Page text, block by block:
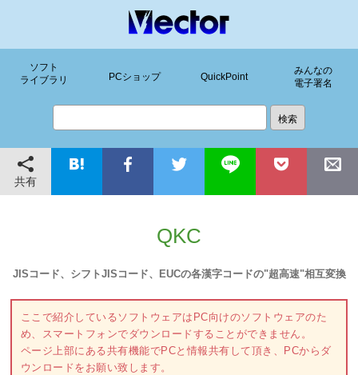
ソフト
ライブラリ
PCショップ QuickPoint
みんなの
電子署名
共有
QKC
JISコード、シフトJISコード、EUCの各漢字コードの"超高速"相互変換
ここで紹介しているソフトウェアはPC向けのソフトウェアのた
め、スマートフォンでダウンロードすることができません。
ページ上部にある共有機能でPCと情報共有して頂き、PCからダ
ウンロードをお願い致します。